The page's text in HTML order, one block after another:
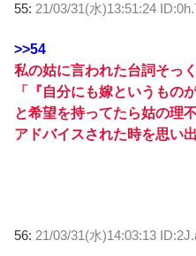
55: 21/03/31(水)13:51:24
>>54
私の姑に言われた台詞そっ
「『自分にも嫁というもの
と希望を持ってたら姑の理
アドバイスされた時を思い
56: 21/03/31(水)14:03:13